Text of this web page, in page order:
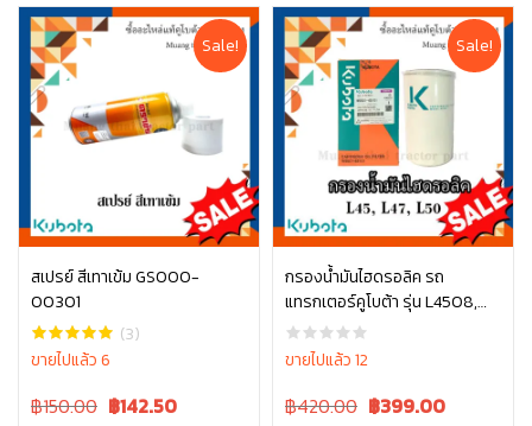
was:
฿110.00.
is:
฿110.00.
฿150.00.฿150.00.
Sale!
สเปรย์ สีเทาเข้ม GS000-
00301
(3)
ขายไปแล้ว 6
Original
฿150.00 Current
฿142.50
Sale!
กรองน้ำมันไฮดรอลิค รถ
แทรกเตอร์คูโบต้า รุ่น L4508,
L4708, L5018 , W9501-45101
ขายไปแล้ว 12
Original
฿420.00 Current
฿399.00
หยิบใส่ตะกร้า